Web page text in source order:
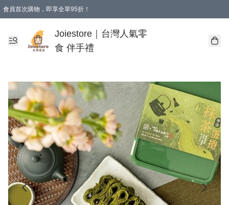
會員首次購物，即享全單95折！
購物滿 HKD 350.00即享免運費優惠！（適用於 本地送貨、本地取貨 )
Joiestore｜台灣人氣零
食 伴手禮